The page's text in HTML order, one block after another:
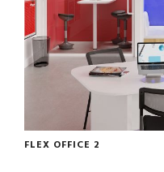
FLEX OFFICE 2